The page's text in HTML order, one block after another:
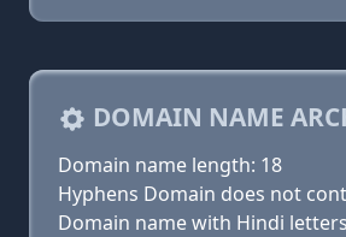
DOMAIN NAME
Domain name length: 18
Hyphens Domain does not
Domain name with Hindi